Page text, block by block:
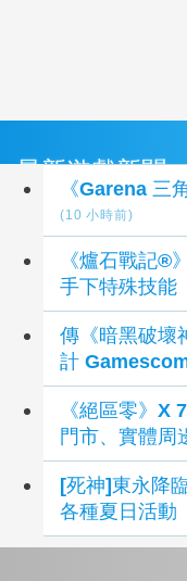
最新遊戲新聞
《Garena 三
(10 小時前)
《爐石戰記®
手下特殊技能
傳《暗黑破壞
計
《絕區零》X
門市、實體周
[死神]東永降臨《
各種夏日活動